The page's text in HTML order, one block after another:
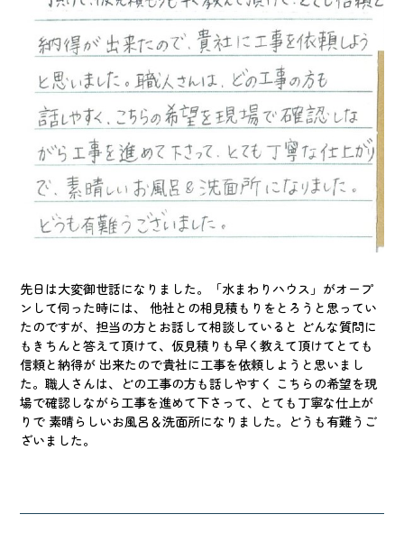
先日は大変御世話になりました。「水まわりハウス」がオープ
ンして伺った時には、 他社との相見積もりをとろうと思ってい
たのですが、担当の方とお話して相談していると どんな質問に
もきちんと答えて頂けて、仮見積りも早く教えて頂けてとても
信頼と納得が 出来たので貴社に工事を依頼しようと思いまし
た。職人さんは、どの工事の方も話しやすく こちらの希望を現
場で確認しながら工事を進めて下さって、とても丁寧な仕上が
りで 素晴らしいお風呂＆洗面所になりました。どうも有難うご
ざいました。